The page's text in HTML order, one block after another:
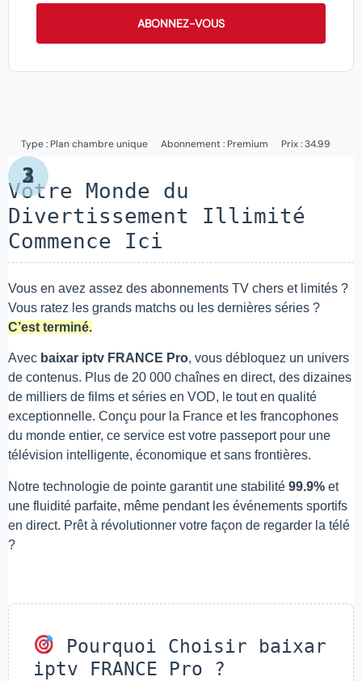
ABONNEZ-VOUS
Type : Plan chambre unique Abonnement : Premium Prix : 34.99
Votre Monde du
Divertissement Illimité
Commence Ici
Vous en avez assez des abonnements TV chers et limités ?
Vous ratez les grands matchs ou les dernières séries ?
C’est terminé.
Avec baixar iptv FRANCE Pro, vous débloquez un univers
de contenus. Plus de 20 000 chaînes en direct, des dizaines
de milliers de films et séries en VOD, le tout en qualité
exceptionnelle. Conçu pour la France et les francophones
du monde entier, ce service est votre passeport pour une
télévision intelligente, économique et sans frontières.
Notre technologie de pointe garantit une stabilité 99.9% et
une fluidité parfaite, même pendant les événements sportifs
en direct. Prêt à révolutionner votre façon de regarder la télé
?
Pourquoi Choisir baixar
iptv FRANCE Pro ?
1
2
3